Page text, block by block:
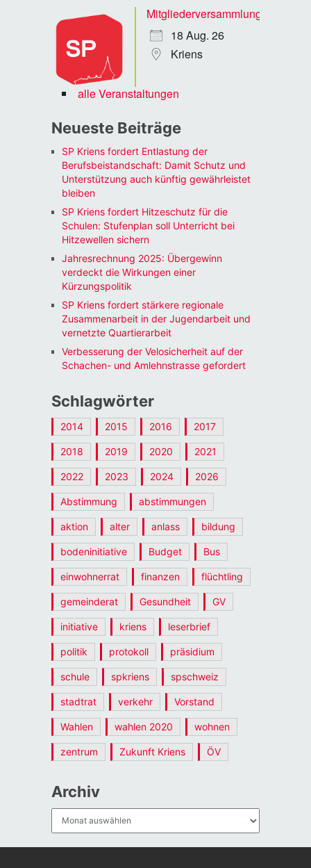
Mitgliederversammlung
18 Aug. 26
Kriens
alle Veranstaltungen
Neueste Beiträge
SP Kriens fordert Entlastung der
Berufsbeistandschaft: Damit Schutz und
Unterstützung auch künftig gewährleistet
bleiben
SP Kriens fordert Hitzeschutz für die
Schulen: Stufenplan soll Unterricht bei
Hitzewellen sichern
Jahresrechnung 2025: Übergewinn
verdeckt die Wirkungen einer
Kürzungspolitik
SP Kriens fordert stärkere regionale
Zusammenarbeit in der Jugendarbeit und
vernetzte Quartierarbeit
Verbesserung der Velosicherheit auf der
Schachen- und Amlehnstrasse gefordert
Schlagwörter
2014 2015 2016 2017
2018 2019 2020 2021
2022 2023 2024 2026
Abstimmung abstimmungen
aktion alter anlass bildung
bodeninitiative Budget Bus
einwohnerrat finanzen flüchtling
gemeinderat Gesundheit GV
initiative kriens leserbrief
politik protokoll präsidium
schule spkriens spschweiz
stadtrat verkehr Vorstand
Wahlen wahlen 2020 wohnen
zentrum Zukunft Kriens ÖV
Archiv